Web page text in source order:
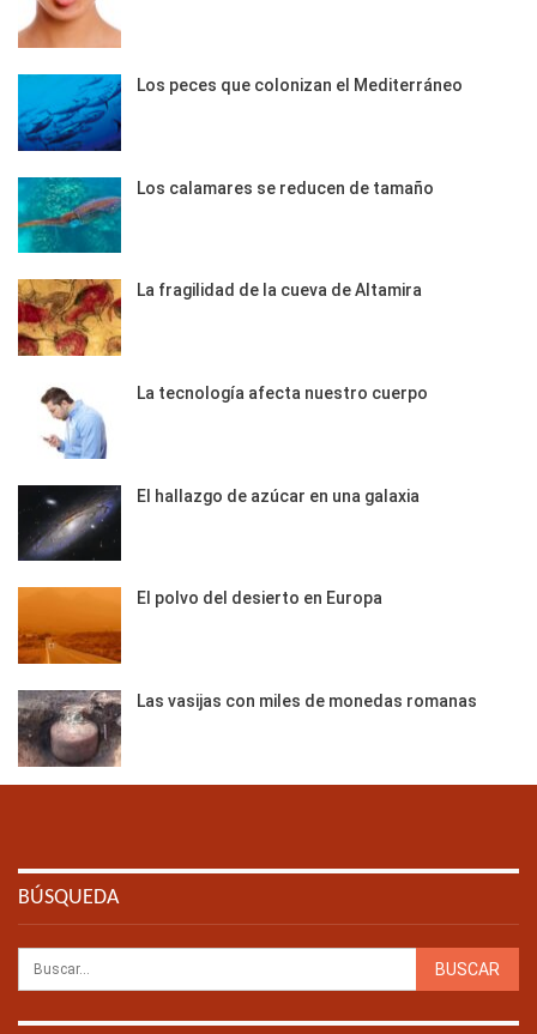
Los peces que colonizan el Mediterráneo
Los calamares se reducen de tamaño
La fragilidad de la cueva de Altamira
La tecnología afecta nuestro cuerpo
El hallazgo de azúcar en una galaxia
El polvo del desierto en Europa
Las vasijas con miles de monedas romanas
BÚSQUEDA